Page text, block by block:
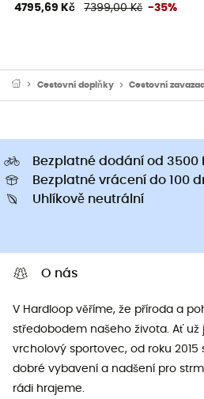
4795,69 Kč 7399,00 Kč -35%
Cestovní doplňky Cestovní
Bezplatné dodání od 3500
Bezplatné vrácení do 100
Uhlíkově neutrální
O nás
V Hardloop věříme, že příroda a
středobodem našeho života. Ať už
vrcholový sportovec, od roku 2015
dobré vybavení a nadšení pro
rádi hrajeme.